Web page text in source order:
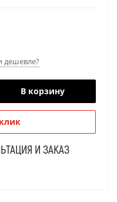
дешевле?
В корзину
И ЗАКАЗ